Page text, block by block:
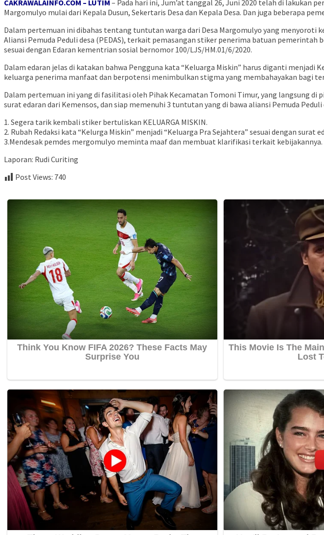
CAKRAWALAINFO.COM – LUTIM – Pada hari ini, Jum’at tanggal 26, Juni 2020 telah di lakukan
Margomulyo mulai dari Kepala Dusun, Sekertaris Desa dan Kepala Desa. Dan juga beberapa
Dalam pertemuan ini dibahas tentang tuntutan warga dari Desa Margomulyo yang menyoroti
Aliansi Pemuda Peduli desa (PEDAS), terkait pemasangan stiker penerima batuan pemerintah
sesuai dengan Edaran kementrian sosial bernomor 100/LJS/HM.01/6/2020.
Dalam edaran jelas di katakan bahwa Pengguna kata “Keluarga Miskin” harus diganti
keluarga penerima manfaat dan berpotensi menimbulkan stigma yang membahayakan bagi
Dalam pertemuan ini yang di fasilitasi oleh Pihak Kecamatan Tomoni Timur, yang langsung
surat edaran dari Kemensos, dan siap memenuhi 3 tuntutan yang di bawa aliansi Pemuda
1. Segera tarik kembali stiker bertuliskan KELUARGA MISKIN.
2. Rubah Redaksi kata “Kelurga Miskin” menjadi “Keluarga Pra Sejahtera” sesuai dengan surat
3.Mendesak pemdes mergomulyo meminta maaf dan membuat klarifikasi terkait kebijakannya.
Laporan: Rudi Curiting
Post Views: 740